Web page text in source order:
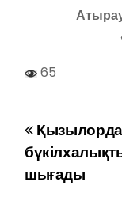
65
Н
а
шығады